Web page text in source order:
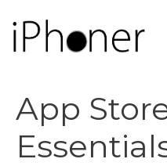
contenuto
App